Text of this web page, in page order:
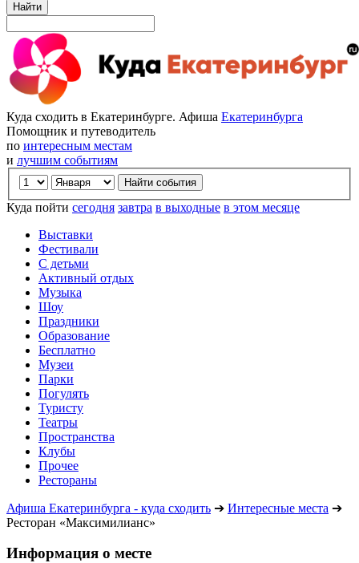
Найти
Куда сходить в Екатеринбурге. Афиша Екатеринбурга
Помощник и путеводитель
по интересным местам
и лучшим событиям
Куда пойти сегодня завтра в выходные в этом месяце
Выставки
Фестивали
С детьми
Активный отдых
Музыка
Шоу
Праздники
Образование
Бесплатно
Музеи
Парки
Погулять
Туристу
Театры
Пространства
Клубы
Прочее
Рестораны
Афиша Екатеринбурга - куда сходить ➔ Интересные места ➔
Ресторан «Максимилианс»
Информация о месте